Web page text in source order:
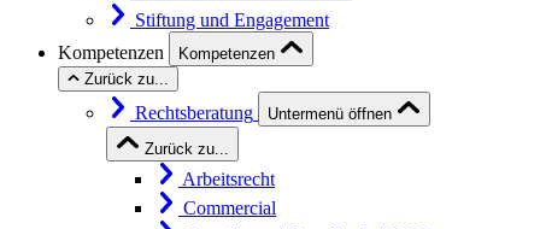
Stiftung und Engagement
Kompetenzen
Kompetenzen
Zurück zu...
Rechtsberatung
Untermenü öffnen
Zurück zu...
Arbeitsrecht
Commercial